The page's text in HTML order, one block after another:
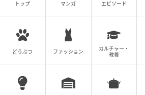
トップ マンガ エピソード
どうぶつ ファッション
カルチャー・
教養